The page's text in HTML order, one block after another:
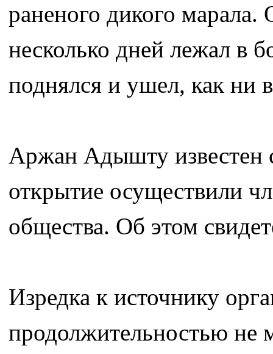
раненого дикого
несколько дней лежал в
поднялся и ушел, как ни
Аржан Адышту известен
открытие осуществили
общества. Об этом
Изредка к источнику
продолжительностью не